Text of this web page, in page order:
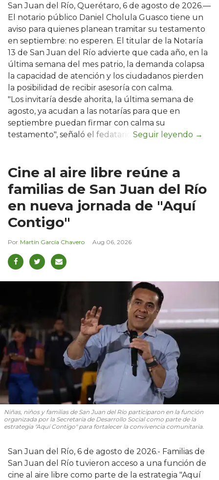
San Juan del Río, Querétaro, 6 de agosto de 2026.—
El notario público Daniel Cholula Guasco tiene un
aviso para quienes planean tramitar su testamento
en septiembre: no esperen. El titular de la Notaría
13 de San Juan del Río advierte que cada año, en la
última semana del mes patrio, la demanda colapsa
la capacidad de atención y los ciudadanos pierden
la posibilidad de recibir asesoría con calma.
"Los invitaría desde ahorita, la última semana de
agosto, ya acudan a las notarías para que en
septiembre puedan firmar con calma su
testamento", señaló el fedatario.
Cine al aire libre reúne a
familias de San Juan del Río
en nueva jornada de "Aquí
Contigo"
Martín García Chavero Aug 06, 2026
Niñas, niños y familias de San Juan del Río participaron en la función
organizada por la Secretaría de Desarrollo Social como parte de la
estrategia "Aquí Contigo" para fortalecer la convivencia comunitaria.
San Juan del Río, 6 de agosto de 2026.- Familias de
San Juan del Río tuvieron acceso a una función de
cine al aire libre como parte de la estrategia "Aquí